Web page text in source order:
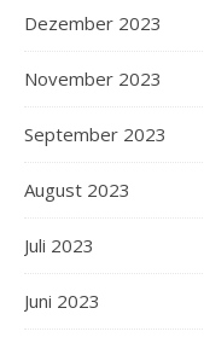
Dezember 2023
November 2023
September 2023
August 2023
Juli 2023
Juni 2023